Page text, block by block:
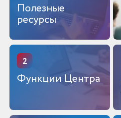
Полезные
ресурсы
2
Функции Центра